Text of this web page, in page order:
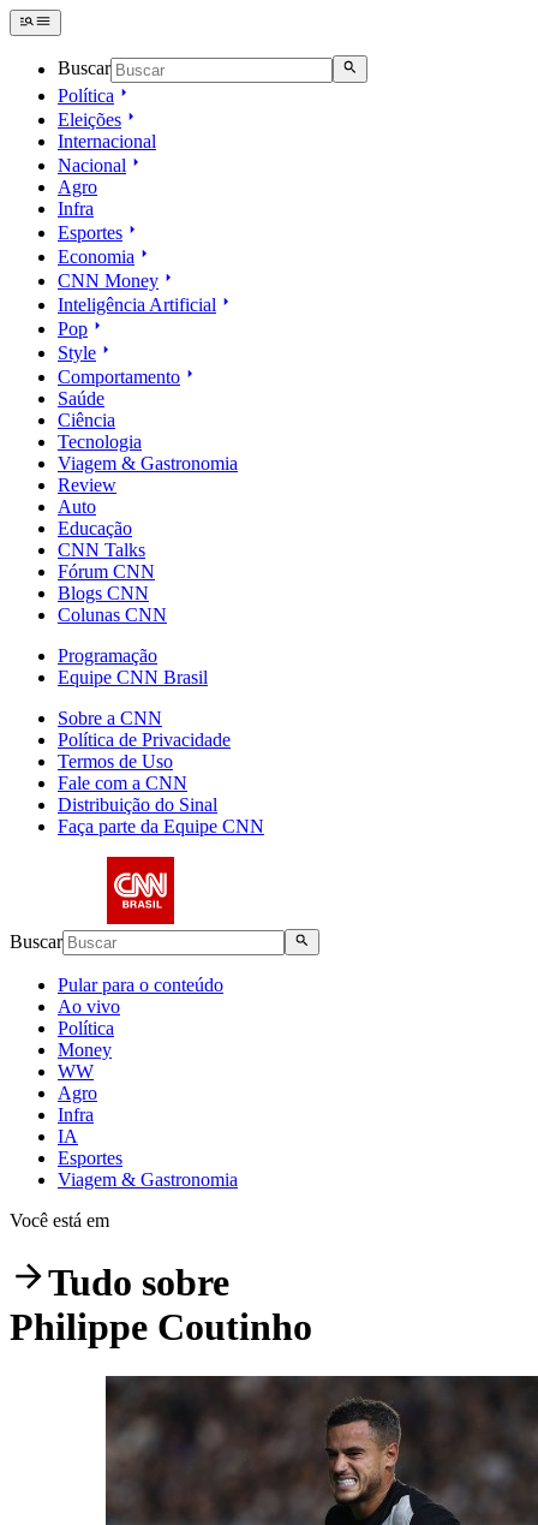
Buscar
Política
Eleições
Internacional
Nacional
Agro
Infra
Esportes
Economia
CNN Money
Inteligência Artificial
Pop
Style
Comportamento
Saúde
Ciência
Tecnologia
Viagem & Gastronomia
Review
Auto
Educação
CNN Talks
Fórum CNN
Blogs CNN
Colunas CNN
Programação
Equipe CNN Brasil
Sobre a CNN
Política de Privacidade
Termos de Uso
Fale com a CNN
Distribuição do Sinal
Faça parte da Equipe CNN
Buscar
Pular para o conteúdo
Ao vivo
Política
Money
WW
Agro
Infra
IA
Esportes
Viagem & Gastronomia
Você está em
Tudo sobre
Philippe Coutinho